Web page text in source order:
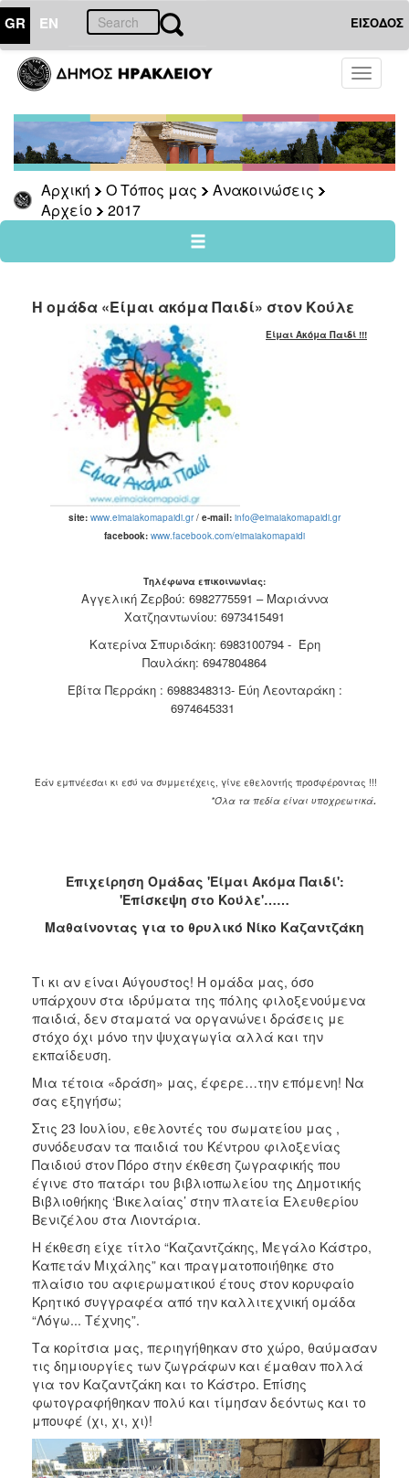
GR EN ΕΙΣΟΔΟΣ
Toggle
Αρχική Ο Τόπος μας
Ανακοινώσεις
Αρχείο
2017
ΤΟΠΟΣ
ΜΑΣ
Ανακοινώσεις
Αρχείο
2026
2025
2021
2020
2019
2018
2017
2016
2015
2012
ΠΟΛΙΤΙΣΜΟΣ
Η ομάδα «Είμαι ακόμα Παιδί» στον Κούλε
Είμαι Ακόμα Παιδί !!!
site: www.eimaiakomapaidi.gr/ e-mail: info@eimaiakomapaidi.gr
facebook: www.facebook.com/eimaiakomapaidi
Τηλέφωνα επικοινωνίας:
Αγγελική Ζερβού: 6982775591 – Μαριάννα
Χατζηαντωνίου: 6973415491
Κατερίνα Σπυριδάκη: 6983100794 - Έρη
Παυλάκη: 6947804864
Εβίτα Περράκη : 6988348313- Εύη Λεονταράκη :
6974645331
Εάν εμπνέεσαι κι εσύ να συμμετέχεις, γίνε εθελοντής προσφέροντας !!!
*Όλα τα πεδία είναι υποχρεωτικά.
Επιχείρηση Ομάδας 'Είμαι Ακόμα Παιδί':
'Επίσκεψη στο Κούλε'……
Μαθαίνοντας για το θρυλικό Νίκο Καζαντζάκη
Τι κι αν είναι Αύγουστος! Η ομάδα μας, όσο
υπάρχουν στα ιδρύματα της πόλης φιλοξενούμενα
παιδιά, δεν σταματά να οργανώνει δράσεις με
στόχο όχι μόνο την ψυχαγωγία αλλά και την
εκπαίδευση.
Μια τέτοια «δράση» μας, έφερε…την επόμενη! Να
σας εξηγήσω;
Στις 23 Ιουλίου, εθελοντές του σωματείου μας ,
συνόδευσαν τα παιδιά του Κέντρου φιλοξενίας
Παιδιού στον Πόρο στην έκθεση ζωγραφικής που
έγινε στο πατάρι του βιβλιοπωλείου της Δημοτικής
Βιβλιοθήκης ‘Βικελαίας’ στην πλατεία Ελευθερίου
Βενιζέλου στα Λιοντάρια.
Η έκθεση είχε τίτλο “Καζαντζάκης, Μεγάλο Κάστρο,
Καπετάν Μιχάλης” και πραγματοποιήθηκε στο
πλαίσιο του αφιερωματικού έτους στον κορυφαίο
Κρητικό συγγραφέα από την καλλιτεχνική ομάδα
“Λόγω... Τέχνης”.
Τα κορίτσια μας, περιηγήθηκαν στο χώρο, θαύμασαν
τις δημιουργίες των ζωγράφων και έμαθαν πολλά
για τον Καζαντζάκη και το Κάστρο. Επίσης
φωτογραφήθηκαν πολύ και τίμησαν δεόντως και το
μπουφέ (χι, χι, χι)!